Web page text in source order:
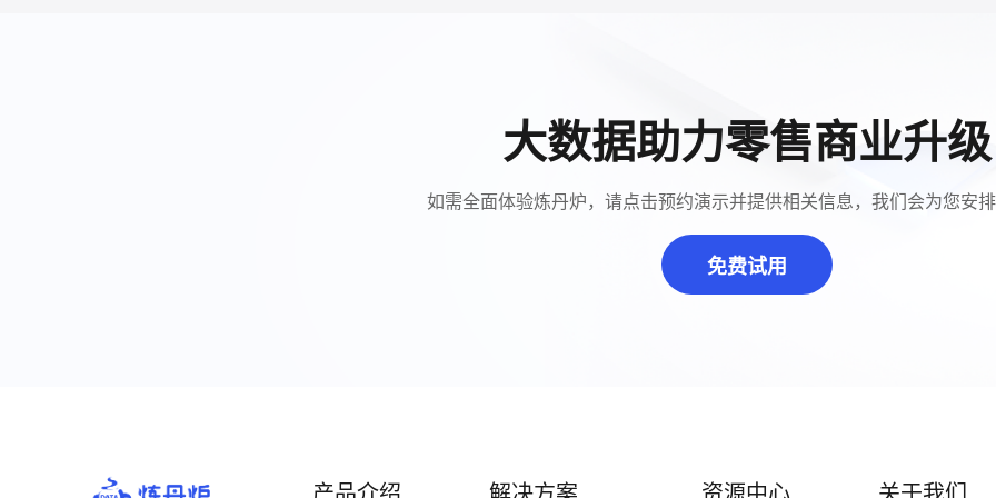
大数据助力零售商业升级
如需全面体验炼丹炉，请点击预约演示并提供相关信息，我们会为您安
免费试用